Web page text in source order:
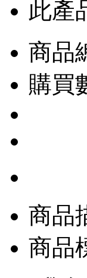
此產
商品
購買
商品
商品